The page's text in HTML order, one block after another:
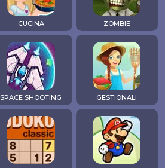
CUCINA ZOMBIE
SPACE SHOOTING GESTIONALI